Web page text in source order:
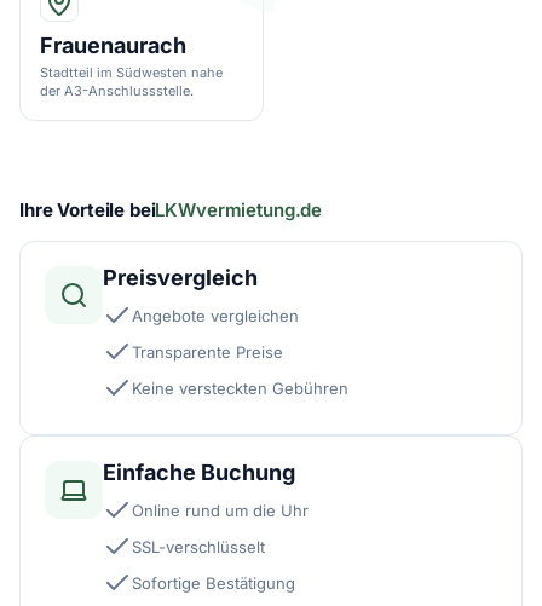
Frauenaurach
Stadtteil im Südwesten nahe
der A3-Anschlussstelle.
Ihre Vorteile beiLKWvermietung.de
Preisvergleich
Angebote vergleichen
Transparente Preise
Keine versteckten Gebühren
Einfache Buchung
Online rund um die Uhr
SSL-verschlüsselt
Sofortige Bestätigung